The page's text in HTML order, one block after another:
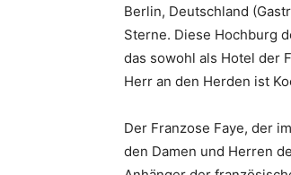
Berlin, Deutschland
Sterne. Diese Hochburg
das sowohl als Hotel der
Herr an den Herden ist
Der Franzose Faye, der
den Damen und Herren